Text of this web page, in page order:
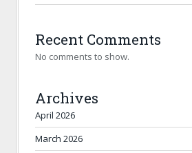
Recent Comments
No comments to show.
Archives
April 2026
March 2026